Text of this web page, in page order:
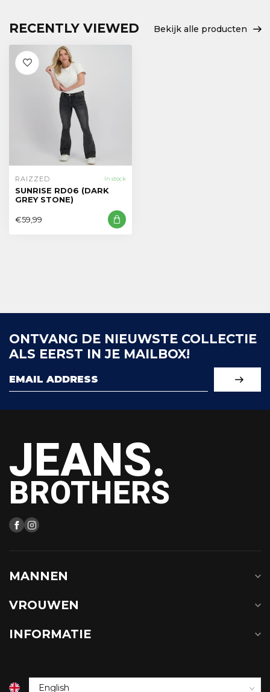
RECENTLY VIEWED Bekijk alle producten
RAIZZED In stock
SUNRISE RD06 (DARK
GREY STONE)
€59,99
ONTVANG DE NIEUWSTE COLLECTIE
ALS EERST IN JE MAILBOX!
JEANS.
BROTHERS
MANNEN
VROUWEN
INFORMATIE